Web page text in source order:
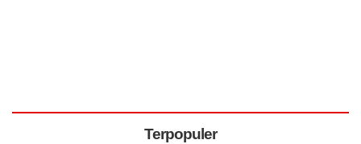
Terpopuler